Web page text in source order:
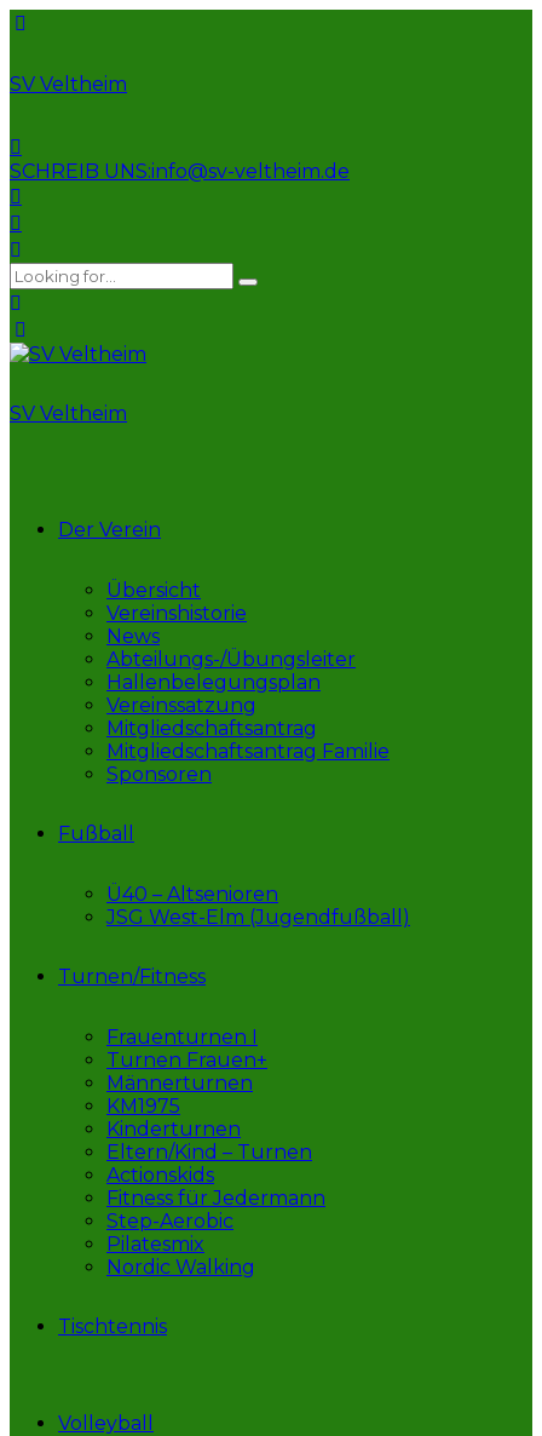
SV Veltheim
SCHREIB UNS:info@sv-veltheim.de
SV Veltheim
Der Verein
Übersicht
Vereinshistorie
News
Abteilungs-/Übungsleiter
Hallenbelegungsplan
Vereinssatzung
Mitgliedschaftsantrag
Mitgliedschaftsantrag Familie
Sponsoren
Fußball
Ü40 – Altsenioren
JSG West-Elm (Jugendfußball)
Turnen/Fitness
Frauenturnen I
Turnen Frauen+
Männerturnen
KM1975
Kinderturnen
Eltern/Kind – Turnen
Actionskids
Fitness für Jedermann
Step-Aerobic
Pilatesmix
Nordic Walking
Tischtennis
Volleyball